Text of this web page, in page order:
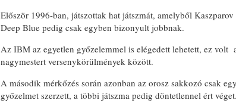
Először 1996-ban, játszottak hat játszmát, amelyből
Deep Blue pedig csak egyben bizonyult jobbnak.
Az IBM az egyetlen győzelemmel is elégedett lehetett, ez
nagymestert versenykörülmények között.
A második mérkőzés során azonban az orosz sakkozó csak
győzelmet szerzett, a többi játszma pedig döntetlennel ért véget.